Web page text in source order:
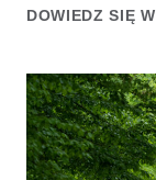
DOWIEDZ SIĘ